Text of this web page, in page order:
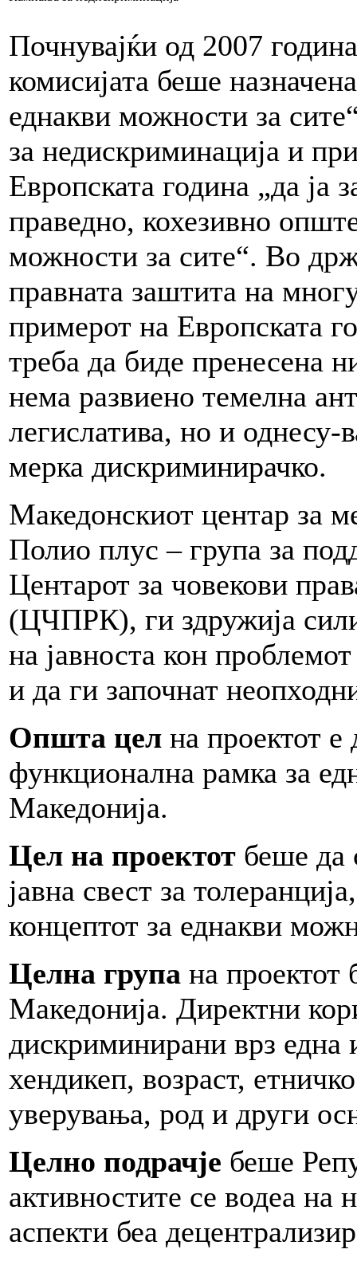
Почнувајќи од 2007
комисијата беше
еднакви можности за
за недискриминација и
Европската година „да ја
праведно, кохезивно
можности за сите“. Во
правната заштита на
примерот на Европската
треба да биде пренесена
нема развиено темелна
легислатива, но и однесу-
мерка дискриминирачко.
Македонскиот центар за
Полио плус – група за
Центарот за човекови
(ЦЧПРК), ги здружија
на јавноста кон
и да ги започнат
Општа цел на проектот е
функционална рамка за
Македонија.
Цел на проектот беше да
јавна свест за
концептот за еднакви
Целна група на проектот
Македонија. Директни
дискриминирани врз една
хендикеп, возраст,
уверувања, род и други
Целно подрачје беше
активностите се водеа
аспекти беа